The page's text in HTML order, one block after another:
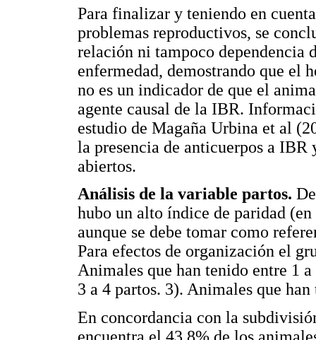
Para finalizar y teniendo en
problemas reproductivos, se
relación ni tampoco dependencia
enfermedad, demostrando que el
no es un indicador de que el
agente causal de la IBR.
estudio de Magaña Urbina et al
la presencia de anticuerpos a
abiertos.
Análisis de la variable partos.
hubo un alto índice de paridad
aunque se debe tomar como
Para efectos de organización el
Animales que han tenido entre 1
3 a 4 partos. 3). Animales que
En concordancia con la